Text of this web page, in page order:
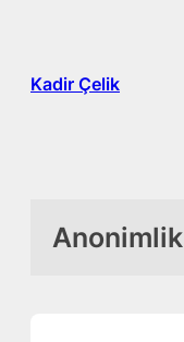
Kadir Çelik
Anonimlik